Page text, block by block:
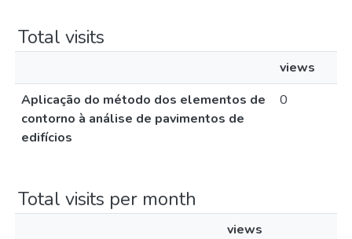
Total visits
views
Aplicação do método dos elementos de
contorno à análise de pavimentos de
edifícios
0
Total visits per month
views